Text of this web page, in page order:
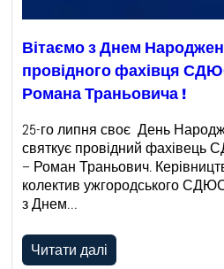
Вітаємо з Днем
провідного фахівця
Романа Траньовича !
25-го липня своє День
святкує провідний
– Роман Траньович.
колектив ужгородського
з Днем…
Читати далі